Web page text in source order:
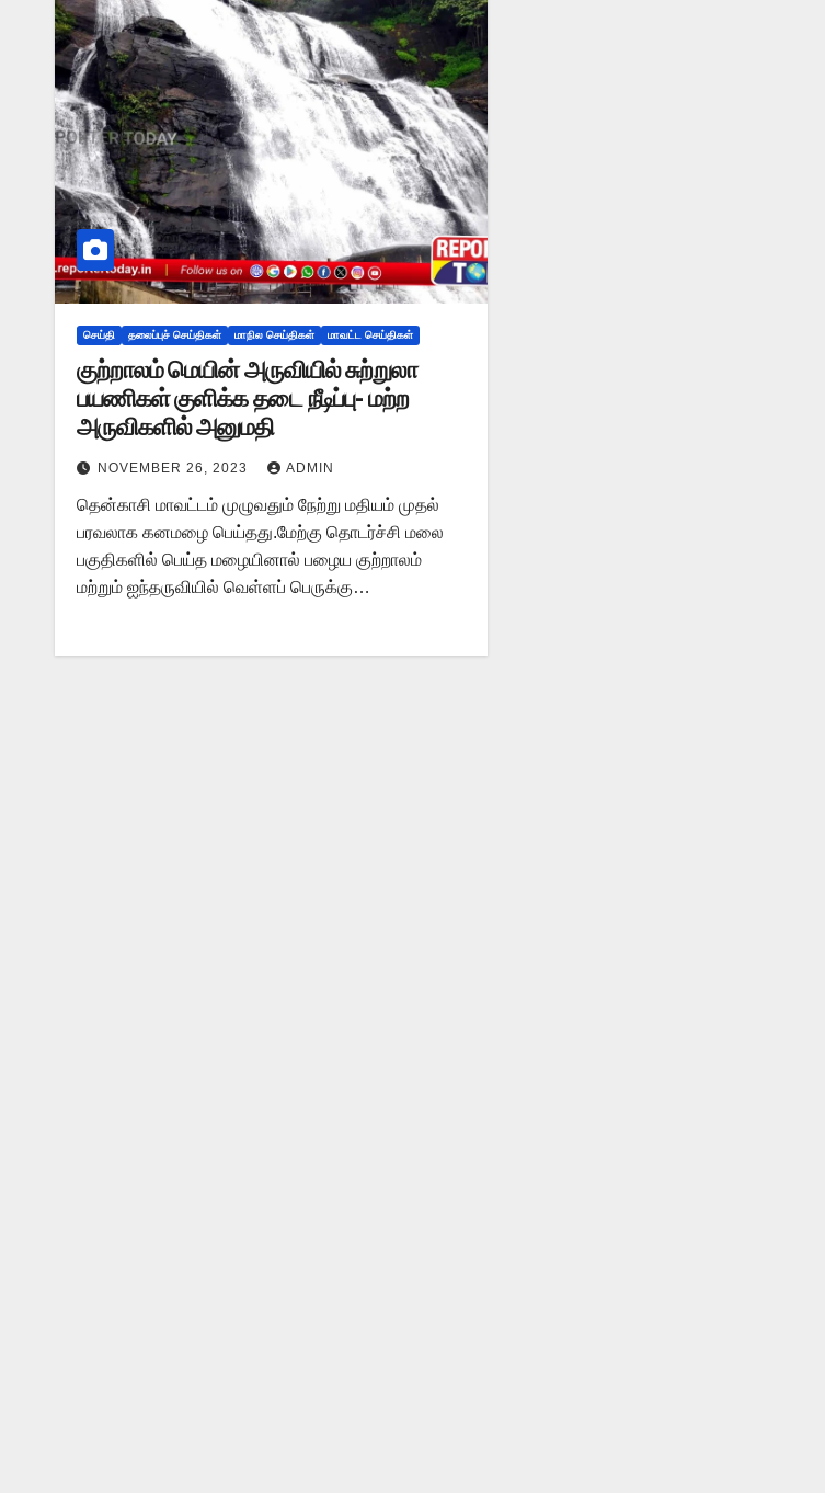
செய்தி தலைப்புச் செய்திகள் மாநில செய்திகள் மாவட்ட செய்திகள்
குற்றாலம் மெயின் அருவியில் சுற்றுலா
பயணிகள் குளிக்க தடை நீடிப்பு- மற்ற
அருவிகளில் அனுமதி
NOVEMBER 26, 2023 ADMIN
தென்காசி மாவட்டம் முழுவதும் நேற்று மதியம் முதல்
பரவலாக கனமழை பெய்தது.மேற்கு தொடர்ச்சி மலை
பகுதிகளில் பெய்த மழையினால் பழைய குற்றாலம்
மற்றும் ஐந்தருவியில் வெள்ளப் பெருக்கு…